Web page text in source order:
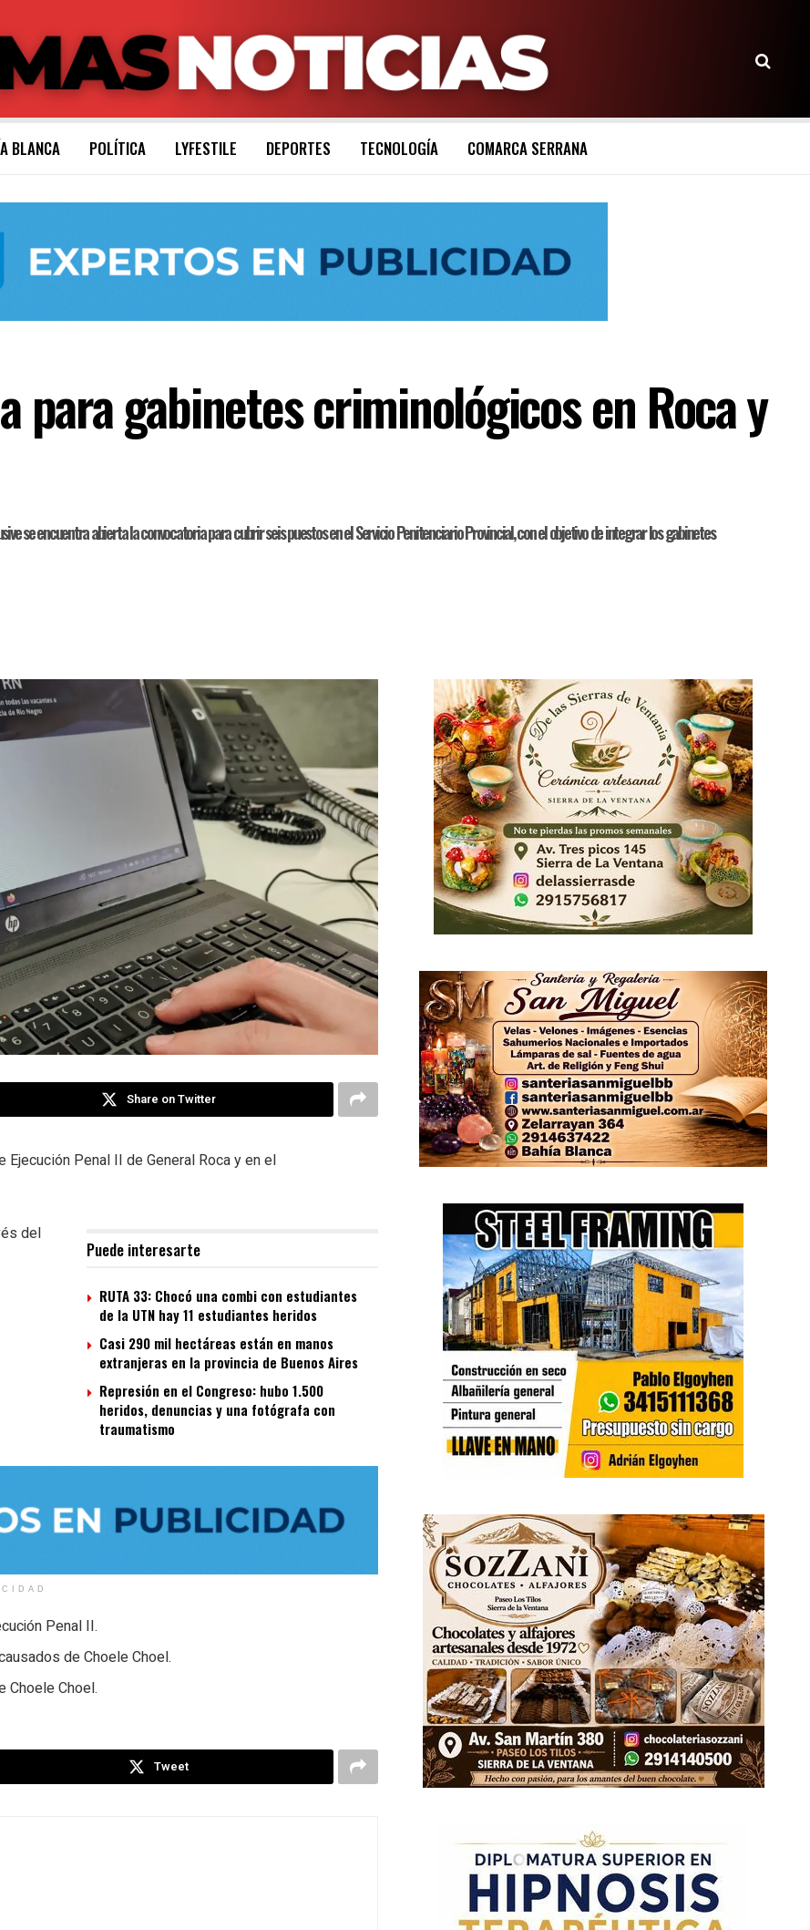
BLANCA POLÍTICA LYFESTILE DEPORTES TECNOLOGÍA COMARCA SERRANA
para gabinetes criminológicos en Roca y
se encuentra abierta la convocatoria para cubrir seis puestos en el Servicio Penitenciario Provincial, con el objetivo de integrar los gabinetes
Share on Twitter
Penal II de General Roca y en el
Puede interesarte
RUTA 33: Chocó una combi con estudiantes
de la UTN hay 11 estudiantes heridos
Casi 290 mil hectáreas están en manos
extranjeras en la provincia de Buenos Aires
Represión en el Congreso: hubo 1.500
heridos, denuncias y una fotógrafa con
traumatismo
del
Penal II.
de Choele Choel.
Choele Choel.
Tweet